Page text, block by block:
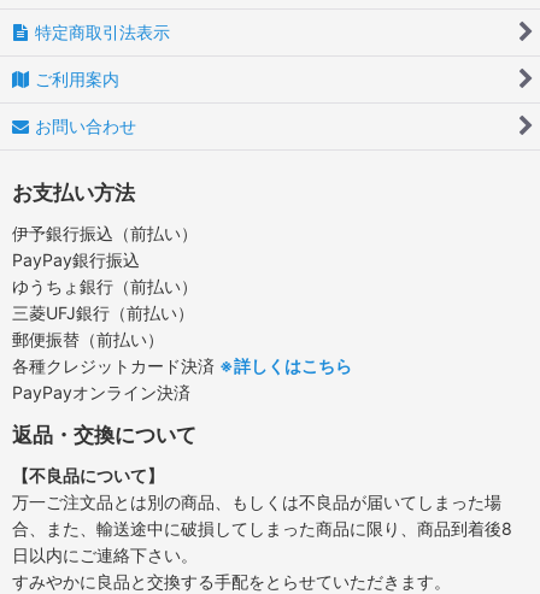
特定商取引法表示
ご利用案内
お問い合わせ
お支払い方法
伊予銀行振込（前払い）
PayPay銀行振込
ゆうちょ銀行（前払い）
三菱UFJ銀行（前払い）
郵便振替（前払い）
各種クレジットカード決済 ※詳しくはこちら
PayPayオンライン決済
返品・交換について
【不良品について】
万一ご注文品とは別の商品、もしくは不良品が届いてしまった場
合、また、輸送途中に破損してしまった商品に限り、商品到着後8
日以内にご連絡下さい。
すみやかに良品と交換する手配をとらせていただきます。